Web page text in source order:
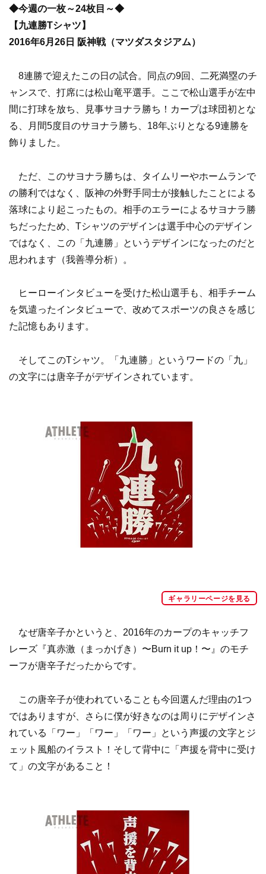
◆今週の一枚～24枚目～◆
【九連勝Tシャツ】
2016年6月26日 阪神戦（マツダスタジアム）
8連勝で迎えたこの日の試合。同点の9回、二死満塁のチ
ャンスで、打席には松山竜平選手。ここで松山選手が左中
間に打球を放ち、見事サヨナラ勝ち！カープは球団初とな
る、月間5度目のサヨナラ勝ち、18年ぶりとなる9連勝を
飾りました。
ただ、このサヨナラ勝ちは、タイムリーやホームランで
の勝利ではなく、阪神の外野手同士が接触したことによる
落球により起こったもの。相手のエラーによるサヨナラ勝
ちだったため、Tシャツのデザインは選手中心のデザイン
ではなく、この「九連勝」というデザインになったのだと
思われます（我善導分析）。
ヒーローインタビューを受けた松山選手も、相手チーム
を気遣ったインタビューで、改めてスポーツの良さを感じ
た記憶もあります。
そしてこのTシャツ。「九連勝」というワードの「九」
の文字には唐辛子がデザインされています。
ギャラリーページを見る
なぜ唐辛子かというと、2016年のカープのキャッチフ
レーズ『真赤激（まっかげき）〜Burn it up！〜』のモチ
ーフが唐辛子だったからです。
この唐辛子が使われていることも今回選んだ理由の1つ
ではありますが、さらに僕が好きなのは周りにデザインさ
れている「ワー」「ワー」「ワー」という声援の文字とジ
ェット風船のイラスト！そして背中に「声援を背中に受け
て」の文字があること！